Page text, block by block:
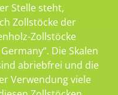
Stelle steht,
Zollstöcke der
Zollstöcke
Die Skalen
abriebfrei und die
Verwendung viele